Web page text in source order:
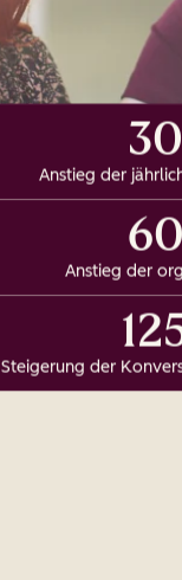
Anstieg der
Anstieg der
Steigerung der